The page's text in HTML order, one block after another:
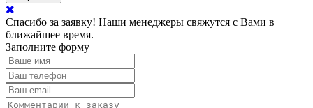
Спасибо за заявку! Наши менеджеры свяжутся с Вами в
ближайшее время.
Заполните форму